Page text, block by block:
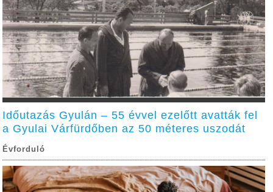
Időutazás Gyulán – 55 évvel ezelőtt avatták fel
a Gyulai Várfürdőben az 50 méteres uszodát
Évforduló